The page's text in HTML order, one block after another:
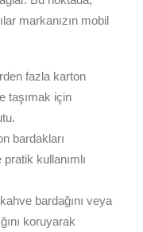
markanızın mobil
fazla karton
taşımak için
bardakları
kullanımlı
bardağını veya
koruyarak